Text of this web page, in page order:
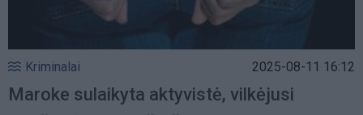
Kriminalai 2025-08-11 16:12
Maroke sulaikyta aktyvistė, vilkėjusi